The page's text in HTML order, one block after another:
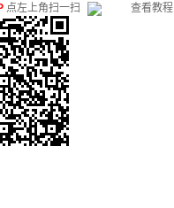
点左上角扫一扫 查看教程